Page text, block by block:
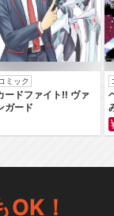
ミック
ードファイト‼ ヴァ
ガード
！